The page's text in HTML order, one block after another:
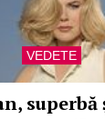
VEDETE